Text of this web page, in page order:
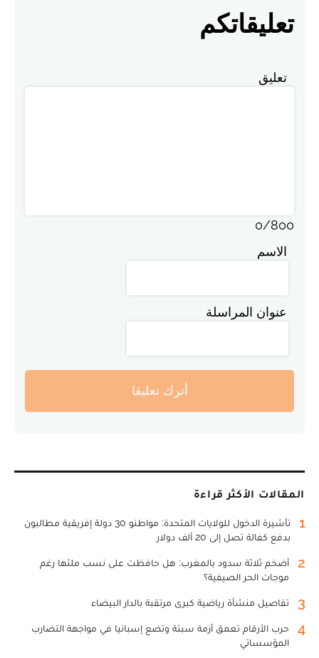
تعليقاتكم
تعليق
0/800
الاسم
عنوان المراسلة
أترك تعليقا
المقالات الأكثر قراءة
1
تأشيرة الدخول للولايات المتحدة: مواطنو 30 دولة إفريقية مطالبون
بدفع كفالة تصل إلى 20 ألف دولار
2
أضخم ثلاثة سدود بالمغرب: هل حافظت على نسب ملئها رغم
موجات الحر الصيفية؟
3 تفاصيل منشأة رياضية كبرى مرتقبة بالدار البيضاء
4
حرب الأرقام تعمق أزمة سبتة وتضع إسبانيا في مواجهة التضارب
المؤسساتي